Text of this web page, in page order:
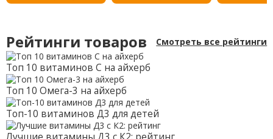
Рейтинги товаров Смотреть все рейтинги
Топ 10 витаминов С на айхерб
Топ 10 Омега-3 на айхерб
Топ-10 витаминов Д3 для детей